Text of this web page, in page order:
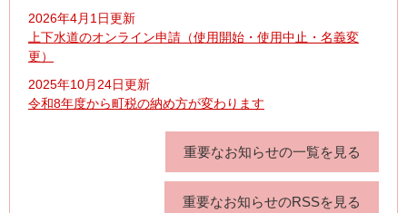
2026年4月1日更新
上下水道のオンライン申請（使用開始・使用中止・名義変
更）
2025年10月24日更新
令和8年度から町税の納め方が変わります
重要なお知らせの一覧を見る
重要なお知らせのRSSを見る